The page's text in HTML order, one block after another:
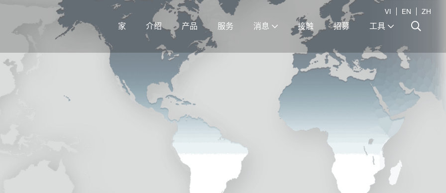
家 介绍 产品 服务 消息 接触 招募 工具
VI EN ZH